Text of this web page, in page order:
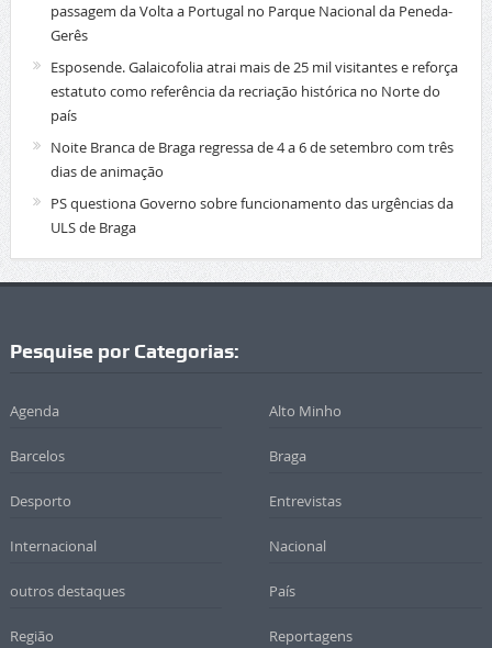
passagem da Volta a Portugal no Parque Nacional da Peneda-
Gerês
Esposende. Galaicofolia atrai mais de 25 mil visitantes e reforça
estatuto como referência da recriação histórica no Norte do
país
Noite Branca de Braga regressa de 4 a 6 de setembro com três
dias de animação
PS questiona Governo sobre funcionamento das urgências da
ULS de Braga
Pesquise por Categorias:
Agenda Alto Minho
Barcelos Braga
Desporto Entrevistas
Internacional Nacional
outros destaques País
Região Reportagens